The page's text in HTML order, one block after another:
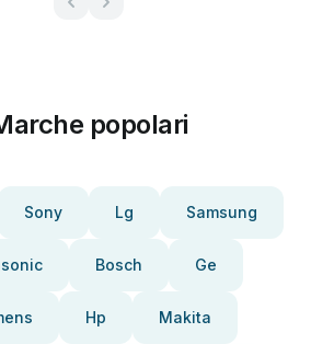
popolari
Sony Lg Samsung
Bosch Ge
Hp Makita